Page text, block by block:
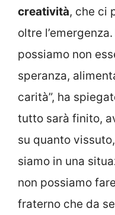
creatività, che ci
oltre
possiamo non
speranza,
carità”, ha
tutto sarà finito,
su quanto
siamo in una
non possiamo
fraterno che da